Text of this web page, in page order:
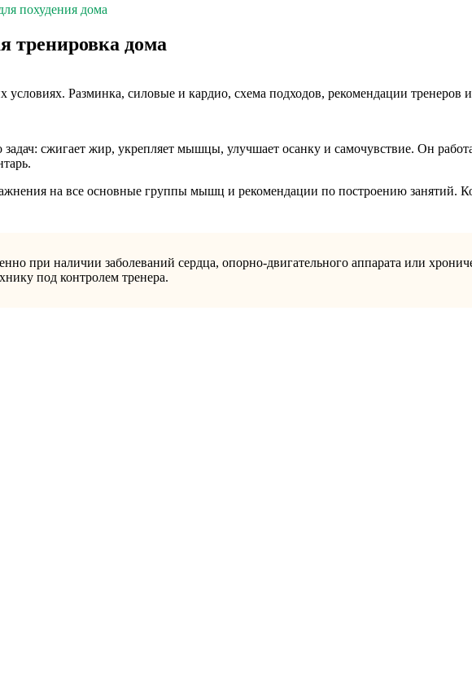
похудения дома
тренировка дома
Разминка, силовые и кардио, схема подходов, рекомендации тренеров
сжигает жир, укрепляет мышцы, улучшает осанку и самочувствие. Он
на все основные группы мышц и рекомендации по построению занятий.
при наличии заболеваний сердца, опорно-двигательного аппарата или
под контролем тренера.